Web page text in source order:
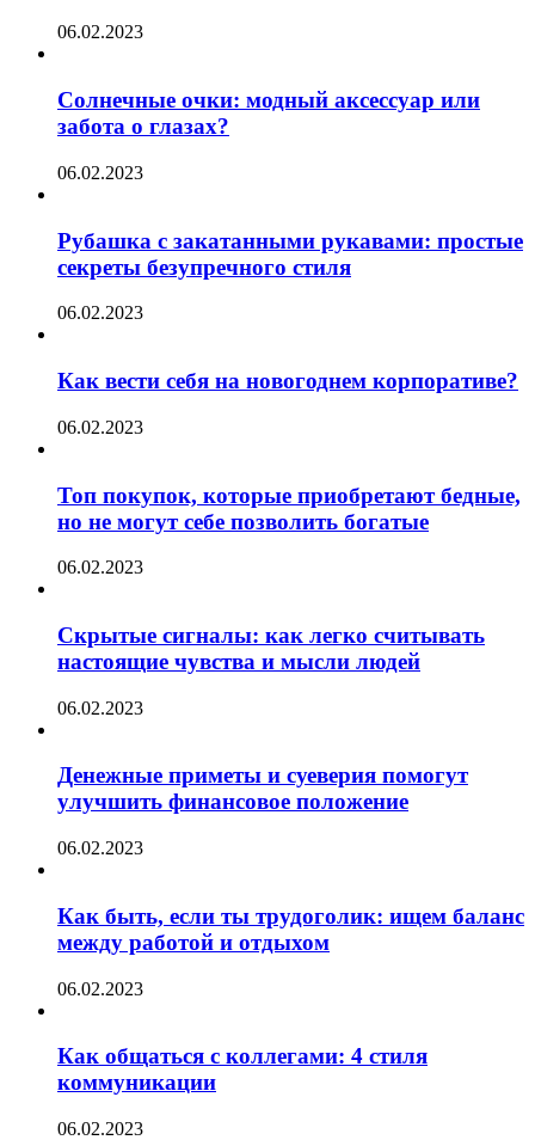
06.02.2023
Солнечные очки: модный аксессуар или
забота о глазах?
06.02.2023
Рубашка с закатанными рукавами: простые
секреты безупречного стиля
06.02.2023
Как вести себя на новогоднем корпоративе?
06.02.2023
Топ покупок, которые приобретают бедные,
но не могут себе позволить богатые
06.02.2023
Скрытые сигналы: как легко считывать
настоящие чувства и мысли людей
06.02.2023
Денежные приметы и суеверия помогут
улучшить финансовое положение
06.02.2023
Как быть, если ты трудоголик: ищем баланс
между работой и отдыхом
06.02.2023
Как общаться с коллегами: 4 стиля
коммуникации
06.02.2023